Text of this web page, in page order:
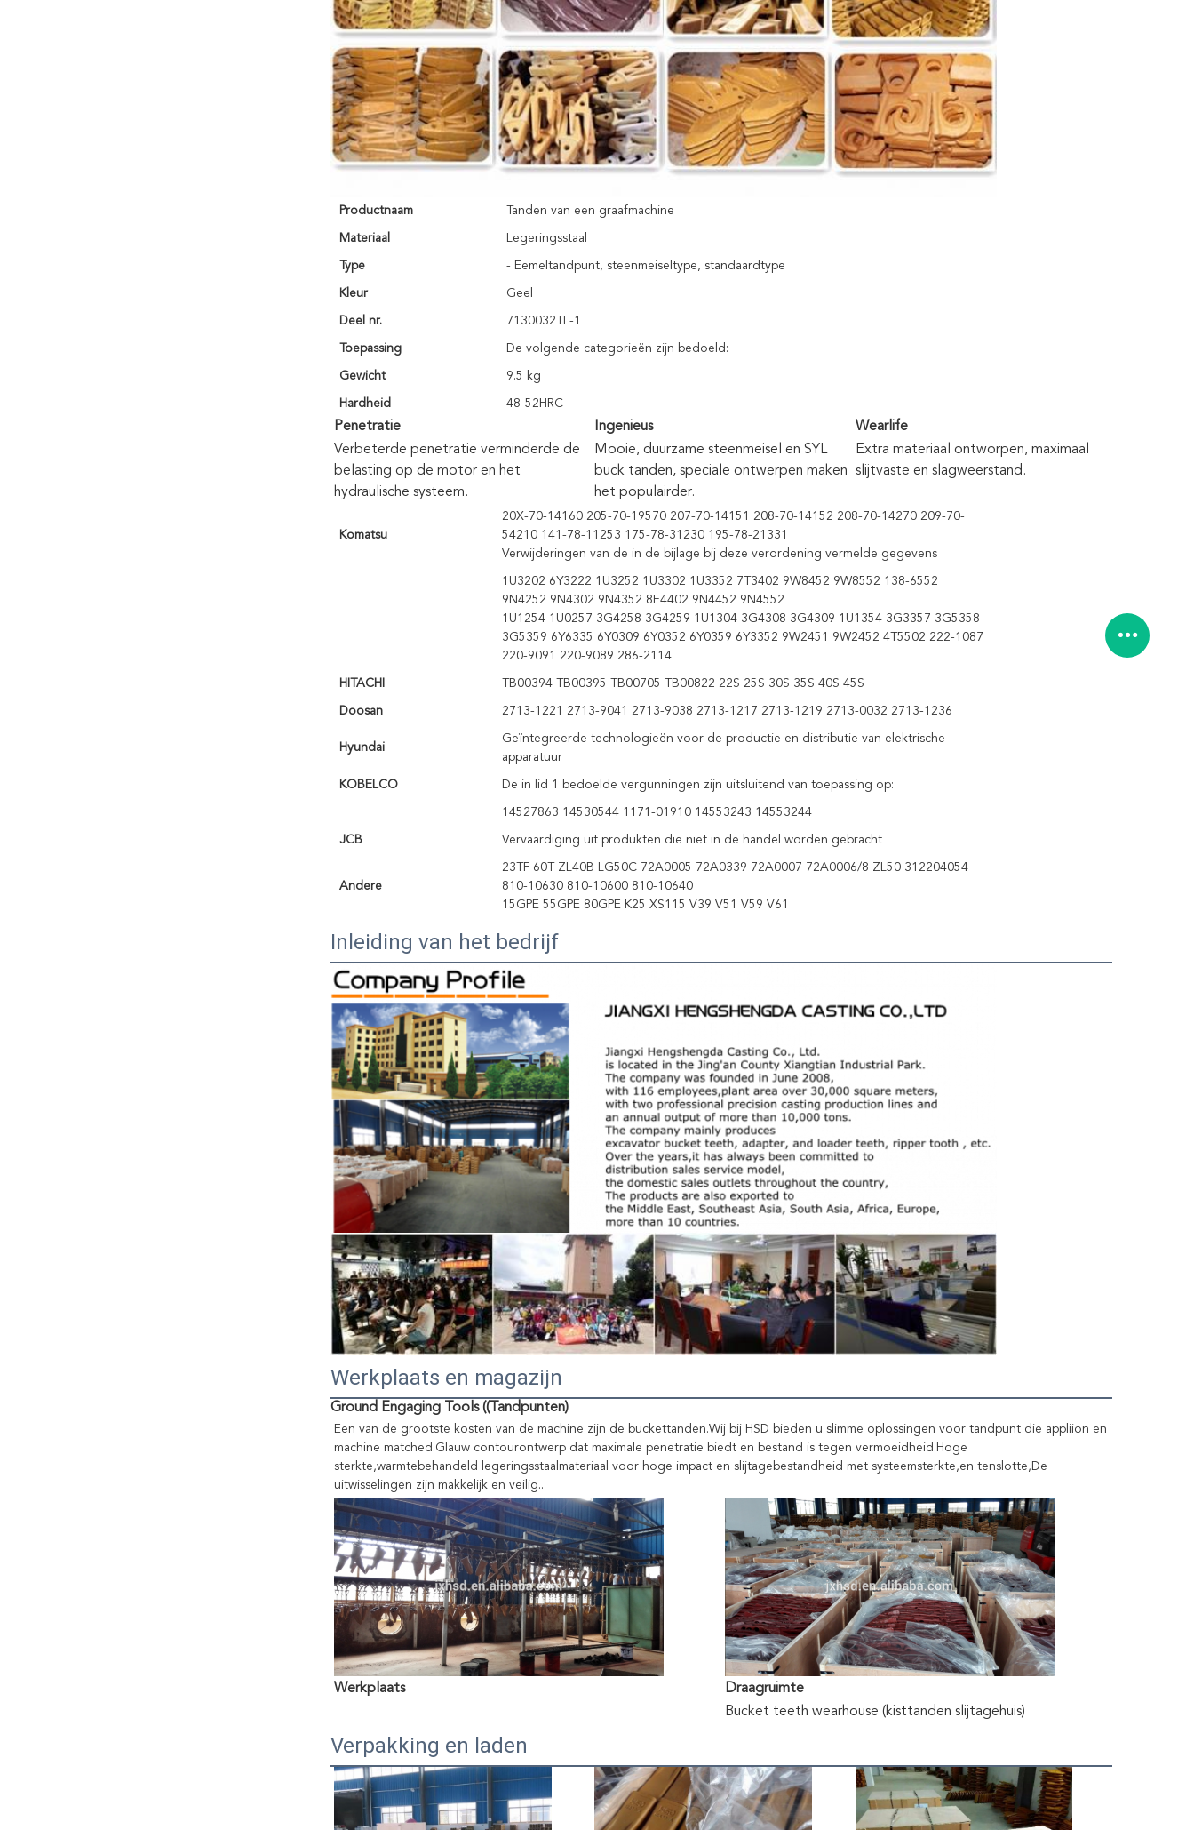
Productnaam Tanden van een graafmachine
Materiaal Legeringsstaal
Type - Eemeltandpunt, steenmeiseltype, standaardtype
Kleur Geel
Deel nr. 7130032TL-1
Toepassing De volgende categorieën zijn bedoeld:
Gewicht 9.5 kg
Hardheid 48-52HRC
Penetratie
Verbeterde penetratie verminderde de
belasting op de motor en het
hydraulische systeem.
Ingenieus
Mooie, duurzame steenmeisel en SYL
buck tanden, speciale ontwerpen maken
het populairder.
Wearlife
Extra materiaal ontworpen, maximaal
slijtvaste en slagweerstand.
Komatsu
20X-70-14160 205-70-19570 207-70-14151 208-70-14152 208-70-14270 209-70-
54210 141-78-11253 175-78-31230 195-78-21331
Verwijderingen van de in de bijlage bij deze verordening vermelde gegevens
1U3202 6Y3222 1U3252 1U3302 1U3352 7T3402 9W8452 9W8552 138-6552
9N4252 9N4302 9N4352 8E4402 9N4452 9N4552
1U1254 1U0257 3G4258 3G4259 1U1304 3G4308 3G4309 1U1354 3G3357 3G5358
3G5359 6Y6335 6Y0309 6Y0352 6Y0359 6Y3352 9W2451 9W2452 4T5502 222-1087
220-9091 220-9089 286-2114
HITACHI TB00394 TB00395 TB00705 TB00822 22S 25S 30S 35S 40S 45S
Doosan 2713-1221 2713-9041 2713-9038 2713-1217 2713-1219 2713-0032 2713-1236
Hyundai
Geïntegreerde technologieën voor de productie en distributie van elektrische
apparatuur
KOBELCO De in lid 1 bedoelde vergunningen zijn uitsluitend van toepassing op:
14527863 14530544 1171-01910 14553243 14553244
JCB Vervaardiging uit produkten die niet in de handel worden gebracht
Andere
23TF 60T ZL40B LG50C 72A0005 72A0339 72A0007 72A0006/8 ZL50 312204054
810-10630 810-10600 810-10640
15GPE 55GPE 80GPE K25 XS115 V39 V51 V59 V61
Inleiding van het bedrijf
Werkplaats en magazijn
Ground Engaging Tools ((Tandpunten)
Een van de grootste kosten van de machine zijn de buckettanden.Wij bij HSD bieden u slimme oplossingen voor tandpunt die appliion en
machine matched.Glauw contourontwerp dat maximale penetratie biedt en bestand is tegen vermoeidheid.Hoge
sterkte,warmtebehandeld legeringsstaalmateriaal voor hoge impact en slijtagebestandheid met systeemsterkte,en tenslotte,De
uitwisselingen zijn makkelijk en veilig..
Werkplaats
Draagruimte
Bucket teeth wearhouse (kisttanden slijtagehuis)
Verpakking en laden